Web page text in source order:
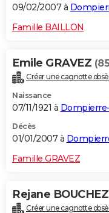
09/02/2007 à
Famille BAILLON
Emile GRAVEZ
Créer une cagnotte
Naissance
07/11/1921 à
Décès
01/01/2007 à
Famille GRAVEZ
Rejane BOUCHEZ
Créer une cagnotte